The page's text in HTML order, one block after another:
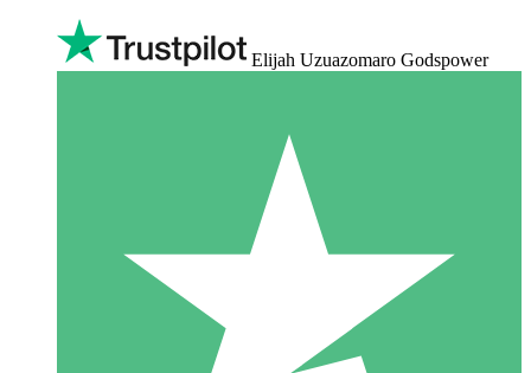
Elijah Uzuazomaro Godspower